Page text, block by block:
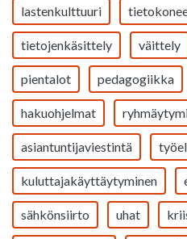
lastenkulttuuri
tietojenkäsittely väittely
pientalot pedagogiikka
hakuohjelmat
asiantuntijaviestintä
kuluttajakäyttäytyminen
sähkönsiirto uhat